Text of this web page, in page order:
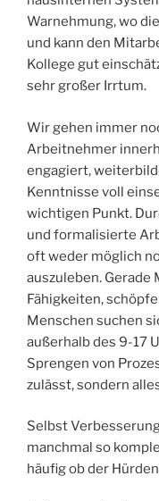
Warnehmung, wo
und kann den
Kollege gut
sehr großer Irrtum.
Wir gehen immer
Arbeitnehmer
engagiert,
Kenntnisse voll
wichtigen Punkt.
und formalisierte
oft weder möglich
auszuleben.
Fähigkeiten,
Menschen suchen
außerhalb des 9-17
Sprengen von
zulässt, sondern
Selbst
manchmal so
häufig ob der